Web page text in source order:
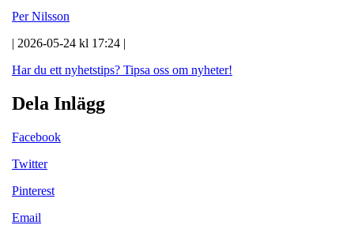
Per Nilsson
| 2026-05-24 kl 17:24 |
Har du ett nyhetstips? Tipsa oss om nyheter!
Dela Inlägg
Facebook
Twitter
Pinterest
Email